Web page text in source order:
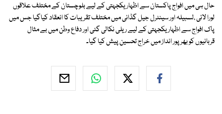
حال ہی میں افواج پاکستان سے اظہار یکجہتی کے لیے بلوچستان کے مختلف علاقوں
لورا لائی ،لسبیلہ اور سینٹرل جیل گڈانی میں مختلف تقریبات کا انعقاد کیاگیا جس میں
پاک افواج سے اظہار یکجہتی کے لیے ریلی نکالی گئی اور دفاع وطن میں بے مثال
قربانیوں کو بھرپور انداز میں خراج تحسین پیش کیا گیا۔